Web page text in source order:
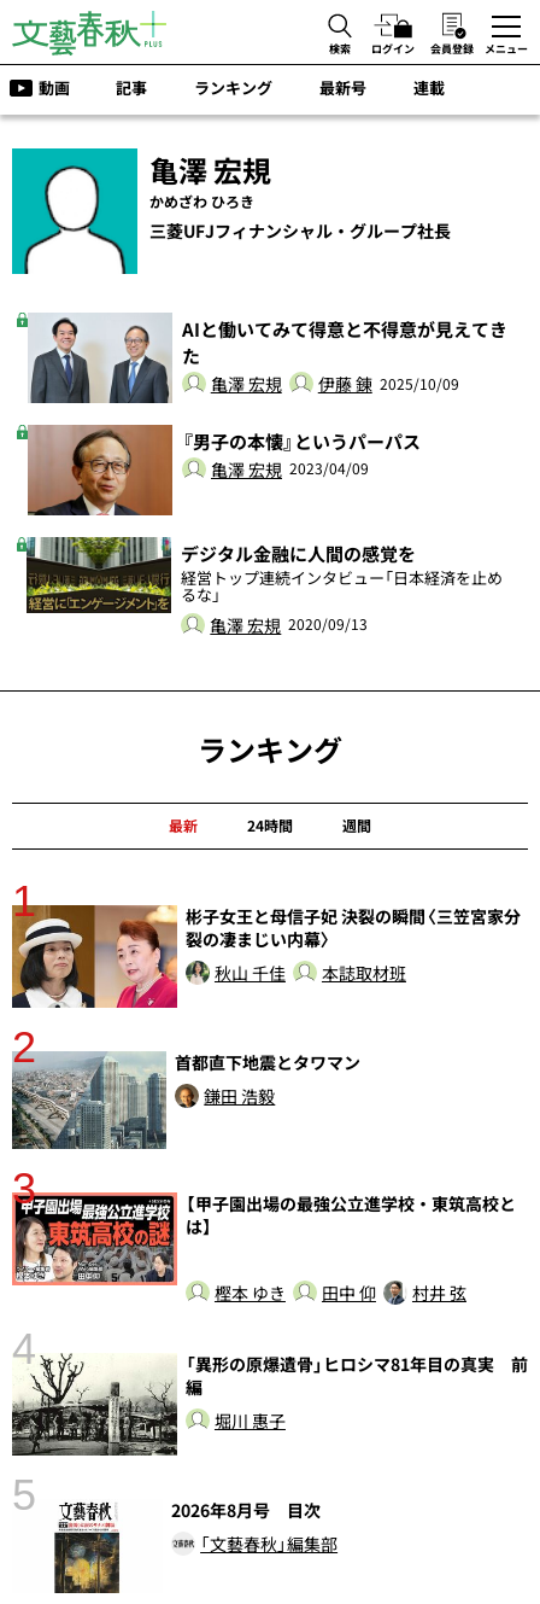
検索 ログイン 会員登録 メニュー
動画 記事 ランキング 最新号 連載
亀澤 宏規
かめざわ ひろき
三菱UFJフィナンシャル・グループ社長
AIと働いてみて得意と不得意が見えてき
た
亀澤 宏規 伊藤 錬 2025/10/09
『男子の本懐』というパーパス
亀澤 宏規 2023/04/09
デジタル金融に人間の感覚を
経営トップ連続インタビュー「日本経済を止め
るな」
亀澤 宏規 2020/09/13
ランキング
最新 24時間 週間
1
彬子女王と母信子妃 決裂の瞬間〈三笠宮家分
裂の凄まじい内幕〉
秋山 千佳
本誌取材班
2
首都直下地震とタワマン
鎌田 浩毅
3
【甲子園出場の最強公立進学校・東筑高校と
は】
樫本 ゆき 田中 仰 村井 弦
4
「異形の原爆遺骨」ヒロシマ81年目の真実 前
編
堀川 惠子
5
2026年8月号 目次
「文藝春秋」編集部